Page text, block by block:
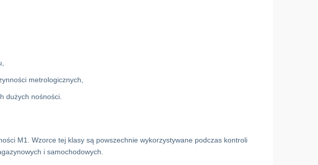
metrologicznych,
dużych nośności.
M1. Wzorce tej klasy są powszechnie wykorzystywane podczas kontroli
i samochodowych.